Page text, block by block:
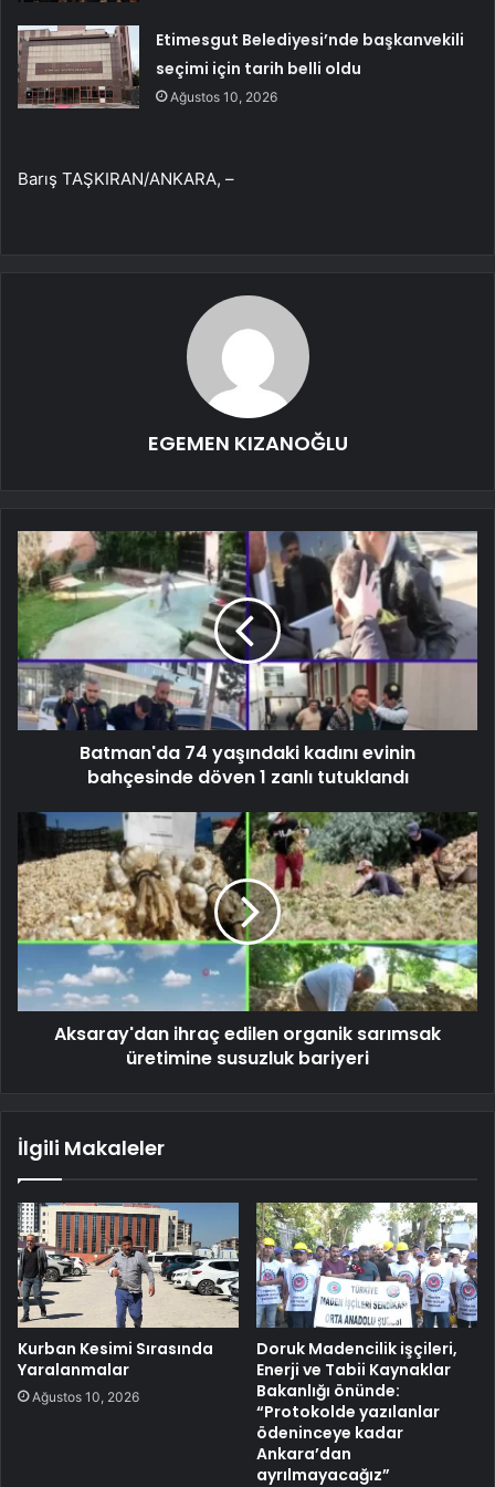
Etimesgut Belediyesi’nde başkanvekili
seçimi için tarih belli oldu
Ağustos 10, 2026
Barış TAŞKIRAN/ANKARA, –
EGEMEN KIZANOĞLU
Batman'da 74 yaşındaki kadını evinin
bahçesinde döven 1 zanlı tutuklandı
Aksaray'dan ihraç edilen organik sarımsak
üretimine susuzluk bariyeri
İlgili Makaleler
Kurban Kesimi Sırasında
Yaralanmalar
Ağustos 10, 2026
Doruk Madencilik işçileri,
Enerji ve Tabii Kaynaklar
Bakanlığı önünde:
“Protokolde yazılanlar
ödeninceye kadar
Ankara’dan
ayrılmayacağız”